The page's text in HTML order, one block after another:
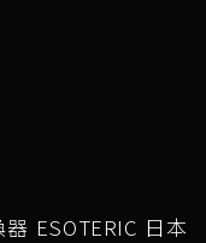
ESOTERIC 日本